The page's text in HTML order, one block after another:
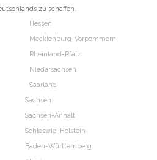
zu schaffen.
Hessen
Mecklenburg-Vorpommern
Rheinland-Pfalz
Niedersachsen
Saarland
Sachsen
Sachsen-Anhalt
Schleswig-Holstein
Baden-Württemberg